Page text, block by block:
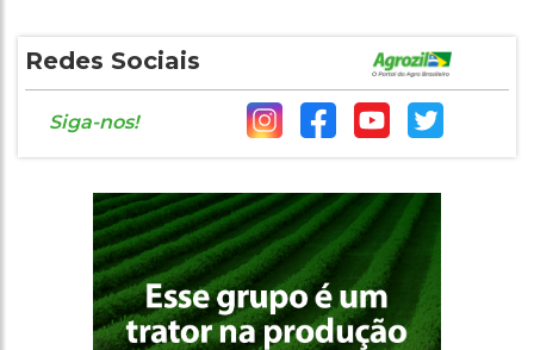
Redes Sociais
Siga-nos!